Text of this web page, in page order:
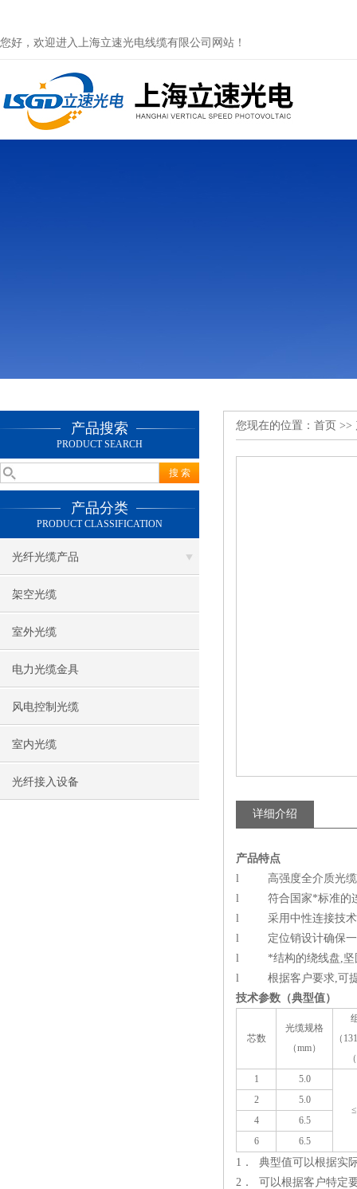
您好，欢迎进入上海立速光电线缆有限公司网站！
产品搜索
PRODUCT SEARCH
产品分类
PRODUCT CLASSIFICATION
光纤光缆产品
架空光缆
室外光缆
电力光缆金具
风电控制光缆
室内光缆
光纤接入设备
您现在的位置： 首页 >>
详细介绍
产品特点
l 高强度全介质光缆,
l 符合国家*标准的连
l 采用中性连接技术的
l 定位销设计确保一次
l *结构的绕线盘,坚固
l 根据客户要求,可提
技术参数（典型值）
芯数
光缆规格
（mm）
（
1
5.0
2
5.0
4
6.5
6
6.5
1． 典型值可以根据实
2． 可以根据客户特定